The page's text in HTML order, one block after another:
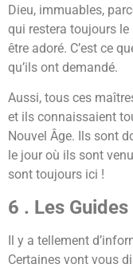
Dieu, immuables,
qui restera toujours le
être adoré. C’est ce
qu’ils ont demandé.
Aussi, tous ces
et ils connaissaient
Nouvel Âge. Ils sont
le jour où ils sont
sont toujours ici !
6 . Les Guides
Il y a tellement
Certaines vont vous